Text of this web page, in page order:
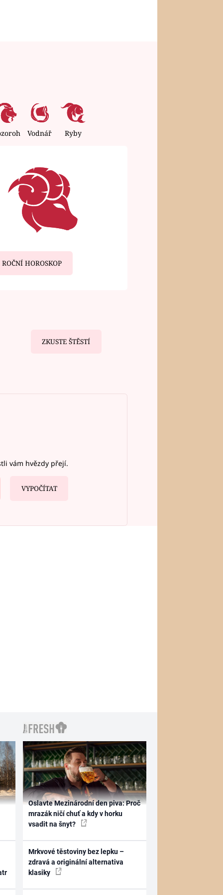
Vodnář Ryby
ROČNÍ HOROSKOP
ZKUSTE ŠTĚSTÍ
vám hvězdy přejí.
VYPOČÍTAT
Oslavte Mezinárodní den piva: Proč
mrazák ničí chuť a kdy v horku
vsadit na šnyt?
Mrkvové těstoviny bez lepku –
zdravá a originální alternativa
klasiky